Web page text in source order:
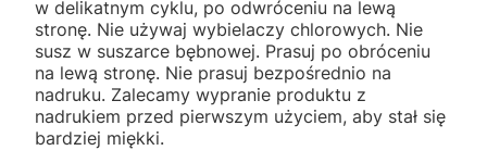
w delikatnym cyklu, po odwróceniu na lewą
stronę. Nie używaj wybielaczy chlorowych. Nie
susz w suszarce bębnowej. Prasuj po obróceniu
na lewą stronę. Nie prasuj bezpośrednio na
nadruku. Zalecamy wypranie produktu z
nadrukiem przed pierwszym użyciem, aby stał się
bardziej miękki.